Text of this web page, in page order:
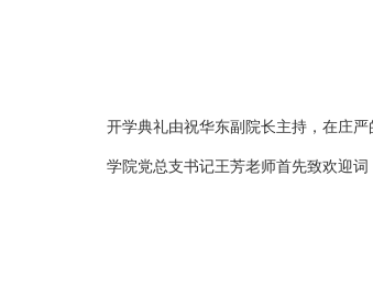
开学典礼由祝华东副院长主持， 在庄严
学院党总支书记王芳老师首先致欢迎